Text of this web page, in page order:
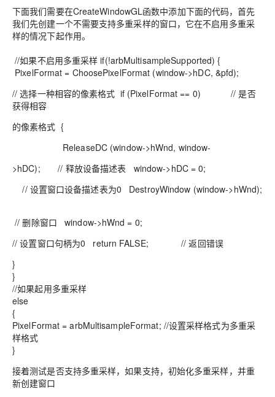
下面我们需要在CreateWindowGL函数中添加下面的代码，首先
我们先创建一个不需要支持多重采样的窗口，它在不启用多重采
样的情况下起作用。
//如果不启用多重采样 if(!arbMultisampleSupported) {
PixelFormat = ChoosePixelFormat (window->hDC, &pfd);
// 选择一种相容的像素格式 if (PixelFormat == 0) // 是否
获得相容
的像素格式 {
ReleaseDC (window->hWnd, window-
>hDC); // 释放设备描述表 window->hDC = 0;
// 设置窗口设备描述表为0 DestroyWindow (window->hWnd);
// 删除窗口 window->hWnd = 0;
// 设置窗口句柄为0 return FALSE; // 返回错误
}
}
//如果起用多重采样
else
{
PixelFormat = arbMultisampleFormat; //设置采样格式为多重采
样格式
}
接着测试是否支持多重采样，如果支持，初始化多重采样，并重
新创建窗口